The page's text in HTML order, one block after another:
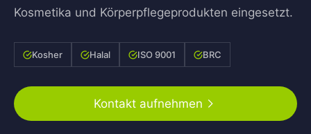
Kosmetika und Körperpflegeprodukten eingesetzt.
Kosher Halal ISO 9001 BRC
Kontakt aufnehmen